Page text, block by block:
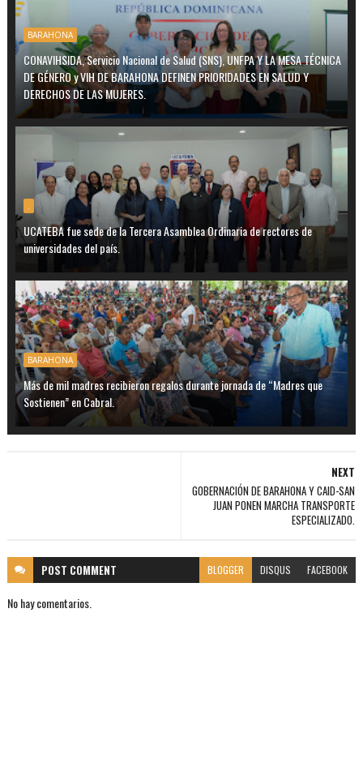
BARAHONA
CONAVIHSIDA, Servicio Nacional de Salud (SNS), UNFPA Y LA MESA TÉCNICA
DE GÉNERO y VIH DE BARAHONA DEFINEN PRIORIDADES EN SALUD Y
DERECHOS DE LAS MUJERES.
.
UCATEBA fue sede de la Tercera Asamblea Ordinaria de rectores de
universidades del país.
BARAHONA
Más de mil madres recibieron regalos durante jornada de “Madres que
Sostienen” en Cabral.
NEXT
GOBERNACIÓN DE BARAHONA Y CAID-SAN
JUAN PONEN MARCHA TRANSPORTE
ESPECIALIZADO.
POST COMMENT BLOGGER DISQUS FACEBOOK
No hay comentarios.